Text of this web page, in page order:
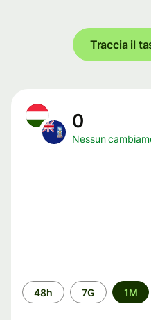
Traccia il
0
Nessun
Periodo
di
48h 7G 1M